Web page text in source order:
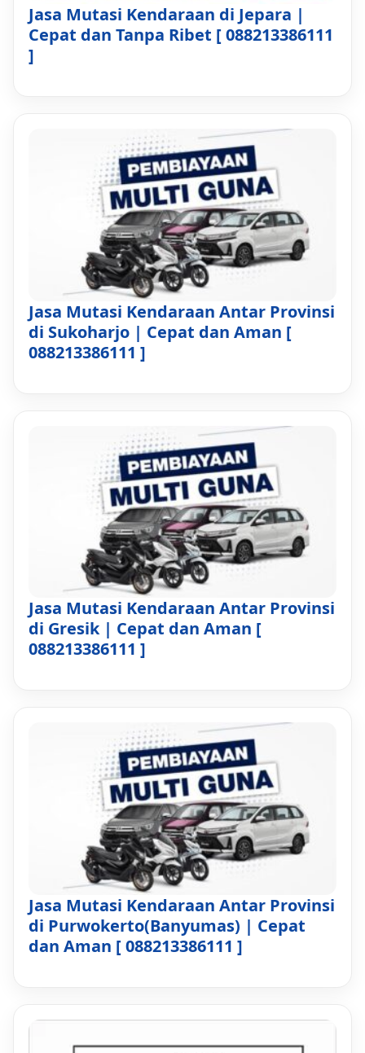
Jasa Mutasi Kendaraan di Jepara |
Cepat dan Tanpa Ribet [ 088213386111
]
Jasa Mutasi Kendaraan Antar Provinsi
di Sukoharjo | Cepat dan Aman [
088213386111 ]
Jasa Mutasi Kendaraan Antar Provinsi
di Gresik | Cepat dan Aman [
088213386111 ]
Jasa Mutasi Kendaraan Antar Provinsi
di Purwokerto(Banyumas) | Cepat
dan Aman [ 088213386111 ]